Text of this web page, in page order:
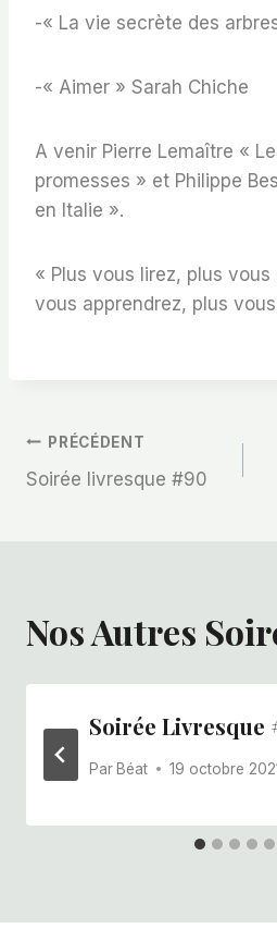
-« La vie secrète des
-« Aimer » Sarah Chiche
A venir Pierre Lemaître «
promesses » et Philippe
en Italie ».
« Plus vous lirez, plus
vous apprendrez, plus
Navigation
PRÉCÉDENT
Soirée livresque #90
Nos Autres
Soirée Livresque
Par Béat 19 octobre